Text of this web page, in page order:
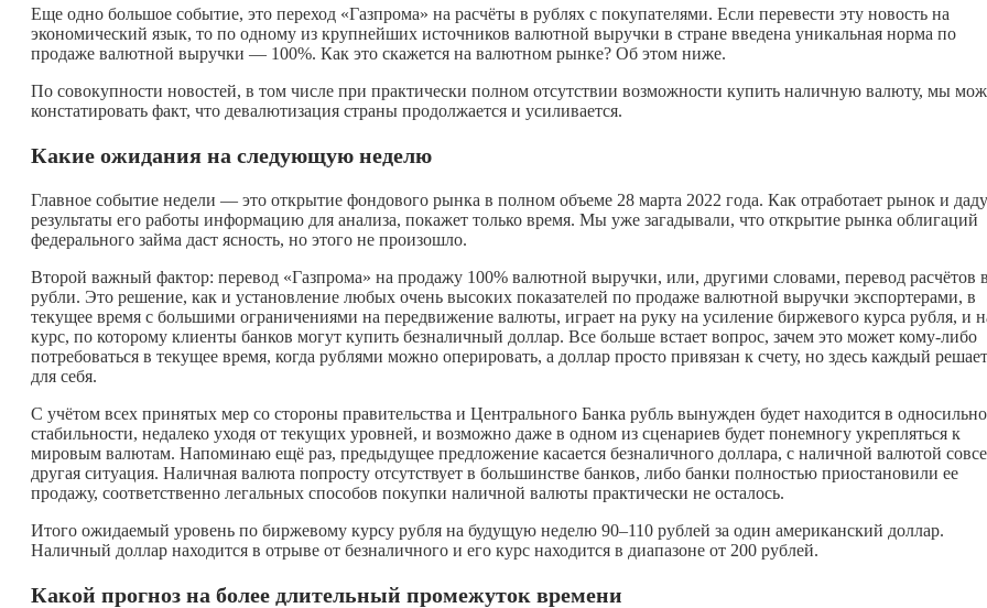
Еще одно большое событие, это переход «Газпрома» на расчёты в рублях с покупателями. Если перевести эту новость на
экономический язык, то по одному из крупнейших источников валютной выручки в стране введена уникальная норма по
продаже валютной выручки — 100%. Как это скажется на валютном рынке? Об этом ниже.
По совокупности новостей, в том числе при практически полном отсутствии возможности купить наличную валюту, мы
констатировать факт, что девалютизация страны продолжается и усиливается.
Какие ожидания на следующую неделю
Главное событие недели — это открытие фондового рынка в полном объеме 28 марта 2022 года. Как отработает рынок и
результаты его работы информацию для анализа, покажет только время. Мы уже загадывали, что открытие рынка облигаций
федерального займа даст ясность, но этого не произошло.
Второй важный фактор: перевод «Газпрома» на продажу 100% валютной выручки, или, другими словами, перевод расчётов в
рубли. Это решение, как и установление любых очень высоких показателей по продаже валютной выручки экспортерами, в
текущее время с большими ограничениями на передвижение валюты, играет на руку на усиление биржевого курса рубля, и
курс, по которому клиенты банков могут купить безналичный доллар. Все больше встает вопрос, зачем это может кому-либо
потребоваться в текущее время, когда рублями можно оперировать, а доллар просто привязан к счету, но здесь каждый решает
для себя.
С учётом всех принятых мер со стороны правительства и Центрального Банка рубль вынужден будет находится в
стабильности, недалеко уходя от текущих уровней, и возможно даже в одном из сценариев будет понемногу укрепляться к
мировым валютам. Напоминаю ещё раз, предыдущее предложение касается безналичного доллара, с наличной валютой
другая ситуация. Наличная валюта попросту отсутствует в большинстве банков, либо банки полностью приостановили ее
продажу, соответственно легальных способов покупки наличной валюты практически не осталось.
Итого ожидаемый уровень по биржевому курсу рубля на будущую неделю 90–110 рублей за один американский доллар.
Наличный доллар находится в отрыве от безналичного и его курс находится в диапазоне от 200 рублей.
Какой прогноз на более длительный промежуток времени